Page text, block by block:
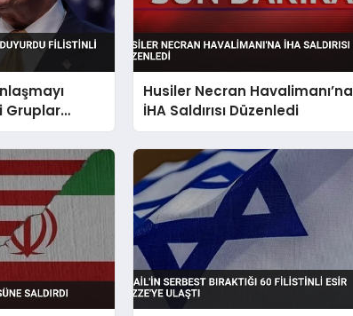
Gruplar
Husiler Necran Havalimanı’na
İHA Saldırısı Düzenledi